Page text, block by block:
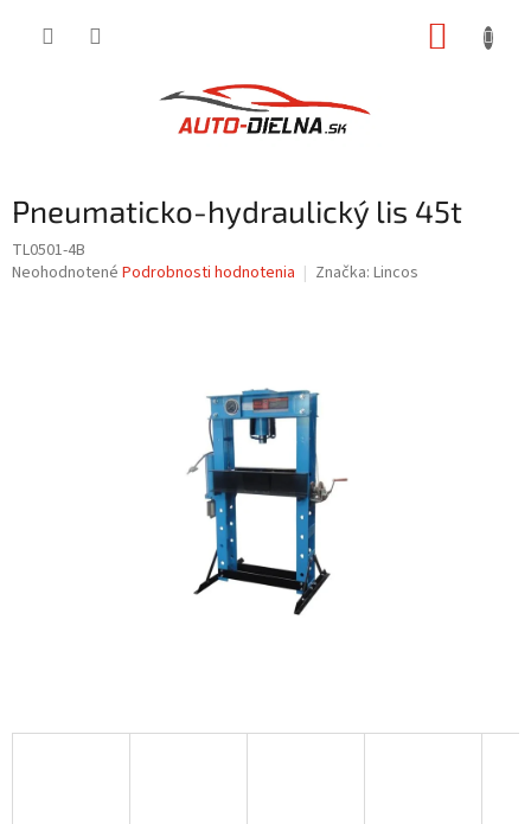
Pneumaticko-hydraulický lis 45t
TL0501-4B
Priemerné
Neohodnotené Podrobnosti hodnotenia Značka: Lincos